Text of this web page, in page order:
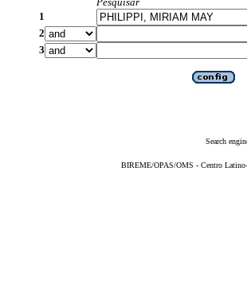
1
2
3
Search
BIREME/OPAS/OMS - Centro Latino-